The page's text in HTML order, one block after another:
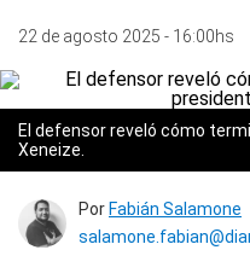
22 de agosto 2025 - 16:00hs
El defensor reveló cómo
Xeneize.
Por Fabián Salamone